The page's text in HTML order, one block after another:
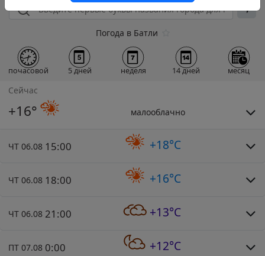
Погода в Батли
почасовой 5 дней неделя 14 дней месяц
Сейчас
+16° малооблачно
ЧТ 06.08 15:00 +18°C
ЧТ 06.08 18:00 +16°C
ЧТ 06.08 21:00 +13°C
ПТ 07.08 0:00 +12°C